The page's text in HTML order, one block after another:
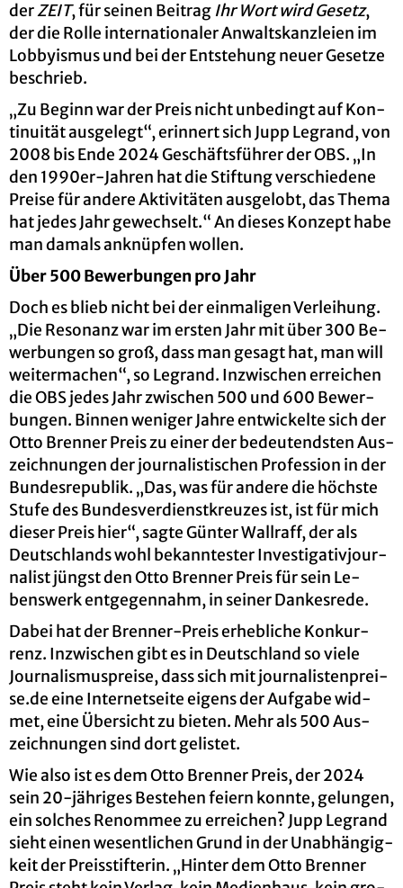
derZEIT, für sei­nen Bei­tragIhr Wort wird Ge­setz,
der die Rolle in­ter­na­tio­na­ler An­walts­kanz­lei­en im
Lob­by­is­mus und bei der Ent­ste­hung neuer Ge­set­ze
be­schrieb.
„Zu Be­ginn war der Preis nicht un­be­dingt auf Kon­
ti­nui­tät aus­ge­legt“, er­in­nert sich Jupp Le­g­rand, von
2008 bis Ende 2024 Ge­schäfts­füh­rer der OBS. „In
den 1990er-Jah­ren hat die Stif­tung ver­schie­de­ne
Prei­se für an­de­re Ak­ti­vi­tä­ten aus­ge­lobt, das Thema
hat jedes Jahr ge­wech­selt.“ An die­ses Kon­zept habe
man da­mals an­knüp­fen wol­len.
Über 500 Be­wer­bun­gen pro Jahr
Doch es blieb nicht bei der ein­ma­li­gen Ver­lei­hung.
„Die Re­so­nanz war im ers­ten Jahr mit über 300 Be­
wer­bun­gen so groß, dass man ge­sagt hat, man will
wei­ter­ma­chen“, so Le­g­rand. In­zwi­schen er­rei­chen
die OBS jedes Jahr zwi­schen 500 und 600 Be­wer­
bun­gen. Bin­nen we­ni­ger Jahre ent­wi­ckel­te sich der
Otto Bren­ner Preis zu einer der be­deu­tends­ten Aus­
zeich­nun­gen der jour­na­lis­ti­schen Pro­fes­si­on in der
Bun­des­re­pu­blik. „Das, was für an­de­re die höchs­te
Stufe des Bun­des­ver­dienst­kreu­zes ist, ist für mich
die­ser Preis hier“, sagte Gün­ter Wall­raff, der als
Deutsch­lands wohl be­kann­tes­ter In­ves­ti­ga­ti­vjour­
na­list jüngst den Otto Bren­ner Preis für sein Le­
bens­werk ent­ge­gen­nahm, in sei­ner Dan­kes­re­de.
Dabei hat der Bren­ner-Preis er­heb­li­che Kon­kur­
renz. In­zwi­schen gibt es in Deutsch­land so viele
Jour­na­lis­mus­prei­se, dass sich mit jour­na­lis­ten­prei­
se.de eine In­ter­net­sei­te ei­gens der Auf­ga­be wid­
met, eine Über­sicht zu bie­ten. Mehr als 500 Aus­
zeich­nun­gen sind dort ge­lis­tet.
Wie also ist es dem Otto Bren­ner Preis, der 2024
sein 20-jäh­ri­ges Be­stehen fei­ern konn­te, ge­lun­gen,
ein sol­ches Re­nom­mee zu er­rei­chen? Jupp Le­g­rand
sieht einen we­sent­li­chen Grund in der Un­ab­hän­gig­
keit der Preis­stif­te­rin. „Hin­ter dem Otto Bren­ner